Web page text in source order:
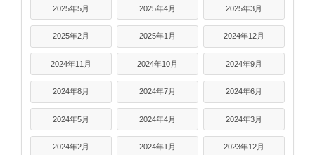
2025年5月 2025年4月 2025年3月
2025年2月 2025年1月 2024年12月
2024年11月 2024年10月 2024年9月
2024年8月 2024年7月 2024年6月
2024年5月 2024年4月 2024年3月
2024年2月 2024年1月 2023年12月